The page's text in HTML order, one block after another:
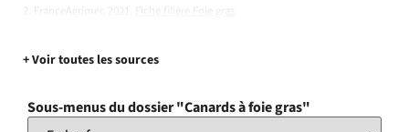
2. FranceAgrimer, 2021,
Fiche filière Foie gras
+ Voir toutes les sources
Sous-menus du dossier "Canards à foie gras"